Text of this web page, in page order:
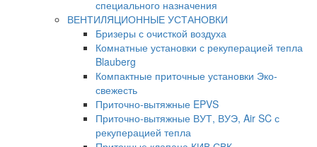
специального назначения
ВЕНТИЛЯЦИОННЫЕ УСТАНОВКИ
Бризеры с очисткой воздуха
Комнатные установки с рекуперацией тепла
Blauberg
Компактные приточные установки Эко-
свежесть
Приточно-вытяжные EPVS
Приточно-вытяжные ВУТ, ВУЭ, Air SC с
рекуперацией тепла